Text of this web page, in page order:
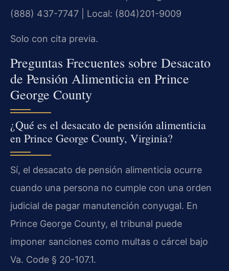
(888) 437-7747 | Local: (804)201-9009
Solo con cita previa.
Preguntas Frecuentes sobre Desacato
de Pensión Alimenticia en Prince
George County
¿Qué es el desacato de pensión alimenticia
en Prince George County, Virginia?
Sí, el desacato de pensión alimenticia ocurre
cuando una persona no cumple con una orden
judicial de pagar manutención conyugal. En
Prince George County, el tribunal puede
imponer sanciones como multas o cárcel bajo
Va. Code § 20-107.1.